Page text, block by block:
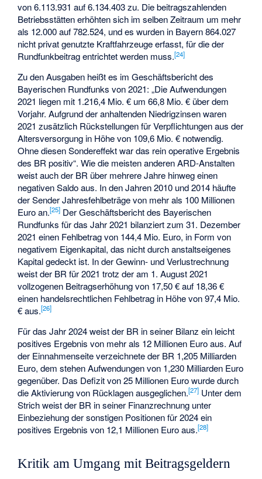
von 6.113.931 auf 6.134.403 zu. Die beitragszahlenden
Betriebsstätten erhöhten sich im selben Zeitraum um mehr
als 12.000 auf 782.524, und es wurden in Bayern 864.027
nicht privat genutzte Kraftfahrzeuge erfasst, für die der
Rundfunkbeitrag entrichtet werden muss.[24]
Zu den Ausgaben heißt es im Geschäftsbericht des
Bayerischen Rundfunks von 2021: „Die Aufwendungen
2021 liegen mit 1.216,4 Mio. € um 66,8 Mio. € über dem
Vorjahr. Aufgrund der anhaltenden Niedrigzinsen waren
2021 zusätzlich Rückstellungen für Verpflichtungen aus der
Altersversorgung in Höhe von 109,6 Mio. € notwendig.
Ohne diesen Sondereffekt war das rein operative Ergebnis
des BR positiv“. Wie die meisten anderen ARD-Anstalten
weist auch der BR über mehrere Jahre hinweg einen
negativen Saldo aus. In den Jahren 2010 und 2014 häufte
der Sender Jahresfehlbeträge von mehr als 100 Millionen
Euro an.[25] Der Geschäftsbericht des Bayerischen
Rundfunks für das Jahr 2021 bilanziert zum 31. Dezember
2021 einen Fehlbetrag von 144,4 Mio. Euro, in Form von
negativem Eigenkapital, das nicht durch anstaltseigenes
Kapital gedeckt ist. In der Gewinn- und Verlustrechnung
weist der BR für 2021 trotz der am 1. August 2021
vollzogenen Beitragserhöhung von 17,50 € auf 18,36 €
einen handelsrechtlichen Fehlbetrag in Höhe von 97,4 Mio.
€ aus.[26]
Für das Jahr 2024 weist der BR in seiner Bilanz ein leicht
positives Ergebnis von mehr als 12 Millionen Euro aus. Auf
der Einnahmenseite verzeichnete der BR 1,205 Milliarden
Euro, dem stehen Aufwendungen von 1,230 Milliarden Euro
gegenüber. Das Defizit von 25 Millionen Euro wurde durch
die Aktivierung von Rücklagen ausgeglichen.[27] Unter dem
Strich weist der BR in seiner Finanzrechnung unter
Einbeziehung der sonstigen Positionen für 2024 ein
positives Ergebnis von 12,1 Millionen Euro aus.[28]
Kritik am Umgang mit Beitragsgeldern